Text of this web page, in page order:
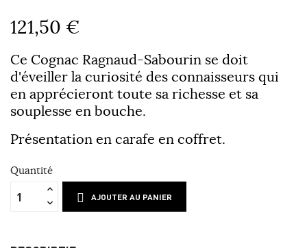
121,50 €
Ce Cognac Ragnaud-Sabourin se doit
d'éveiller la curiosité des connaisseurs qui
en apprécieront toute sa richesse et sa
souplesse en bouche.
Présentation en carafe en coffret.
Quantité
AJOUTER AU PANIER